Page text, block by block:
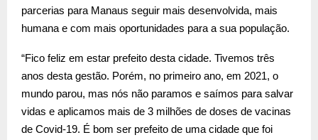
parcerias para Manaus seguir mais desenvolvida, mais
humana e com mais oportunidades para a sua população.
“Fico feliz em estar prefeito desta cidade. Tivemos três
anos desta gestão. Porém, no primeiro ano, em 2021, o
mundo parou, mas nós não paramos e saímos para salvar
vidas e aplicamos mais de 3 milhões de doses de vacinas
de Covid-19. É bom ser prefeito de uma cidade que foi